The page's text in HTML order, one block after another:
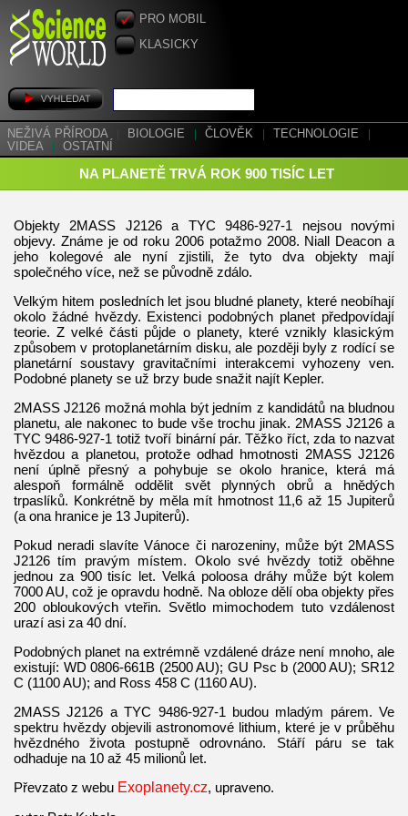
PRO MOBIL
KLASICKY
NEŽIVÁ PŘÍRODA BIOLOGIE ČLOVĚK TECHNOLOGIE
VIDEA
OSTATNÍ
NA PLANETĚ TRVÁ ROK 900 TISÍC LET
Objekty 2MASS J2126 a TYC 9486-927-1 nejsou novými
objevy. Známe je od roku 2006 potažmo 2008. Niall Deacon a
jeho kolegové ale nyní zjistili, že tyto dva objekty mají
společného více, než se původně zdálo.
Velkým hitem posledních let jsou bludné planety, které neobíhají
okolo žádné hvězdy. Existenci podobných planet předpovídají
teorie. Z velké části půjde o planety, které vznikly klasickým
způsobem v protoplanetárním disku, ale později byly z rodící se
planetární soustavy gravitačními interakcemi vyhozeny ven.
Podobné planety se už brzy bude snažit najít Kepler.
2MASS J2126 možná mohla být jedním z kandidátů na bludnou
planetu, ale nakonec to bude vše trochu jinak. 2MASS J2126 a
TYC 9486-927-1 totiž tvoří binární pár. Těžko říct, zda to nazvat
hvězdou a planetou, protože odhad hmotnosti 2MASS J2126
není úplně přesný a pohybuje se okolo hranice, která má
alespoň formálně oddělit svět plynných obrů a hnědých
trpaslíků. Konkrétně by měla mít hmotnost 11,6 až 15 Jupiterů
(a ona hranice je 13 Jupiterů).
Pokud neradi slavíte Vánoce či narozeniny, může být 2MASS
J2126 tím pravým místem. Okolo své hvězdy totiž oběhne
jednou za 900 tisíc let. Velká poloosa dráhy může být kolem
7000 AU, což je opravdu hodně. Na obloze dělí oba objekty přes
200 obloukových vteřin. Světlo mimochodem tuto vzdálenost
urazí asi za 40 dní.
Podobných planet na extrémně vzdálené dráze není mnoho, ale
existují: WD 0806-661B (2500 AU); GU Psc b (2000 AU); SR12
C (1100 AU); and Ross 458 C (1160 AU).
2MASS J2126 a TYC 9486-927-1 budou mladým párem. Ve
spektru hvězdy objevili astronomové lithium, které je v průběhu
hvězdného života postupně odrovnáno. Stáří páru se tak
odhaduje na 10 až 45 milionů let.
Převzato z webu Exoplanety.cz, upraveno.